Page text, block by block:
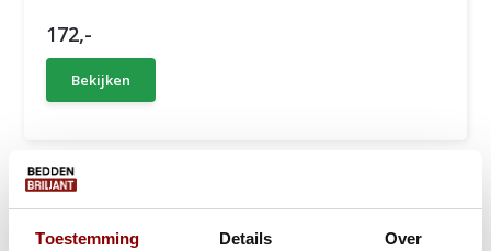
Toestemming Details Over
172,-
Bekijken
De lattenbodem is naast een goedmatrasook belangrijk voor
een optimale nachtrust. Welke lattenbodem het beste bij u past is